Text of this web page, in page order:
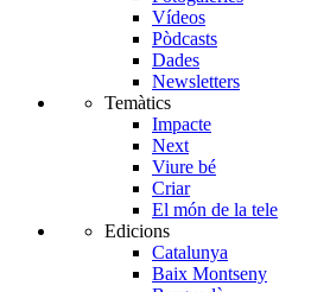
Vídeos
Pòdcasts
Dades
Newsletters
Temàtics
Impacte
Next
Viure bé
Criar
El món de la tele
Edicions
Catalunya
Baix Montseny